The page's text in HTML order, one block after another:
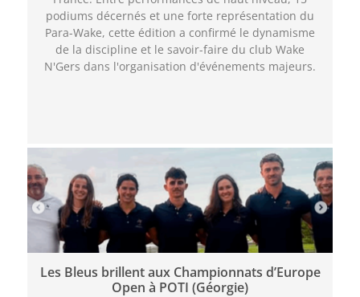
podiums décernés et une forte représentation du
Para-Wake, cette édition a confirmé le dynamisme
de la discipline et le savoir-faire du club Wake
N'Gers dans l'organisation d'événements majeurs.
Les Bleus brillent aux Championnats d’Europe
Open à POTI (Géorgie)